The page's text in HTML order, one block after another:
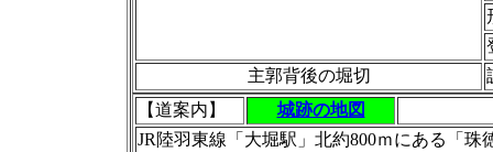
主郭背後の堀切
【道案内】
城跡の地図
JR陸羽東線「大堀駅」北約800ｍにある「